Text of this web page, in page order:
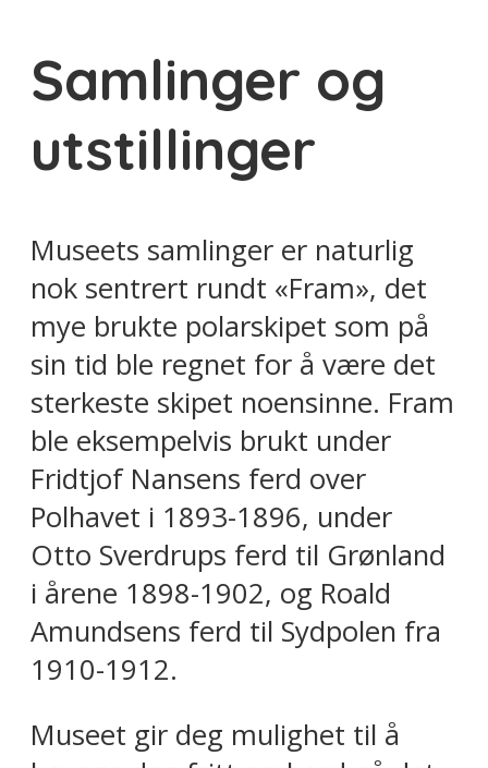
Samlinger og
utstillinger
Museets samlinger er naturlig
nok sentrert rundt «Fram», det
mye brukte polarskipet som på
sin tid ble regnet for å være det
sterkeste skipet noensinne. Fram
ble eksempelvis brukt under
Fridtjof Nansens ferd over
Polhavet i 1893-1896, under
Otto Sverdrups ferd til Grønland
i årene 1898-1902, og Roald
Amundsens ferd til Sydpolen fra
1910-1912.
Museet gir deg mulighet til å